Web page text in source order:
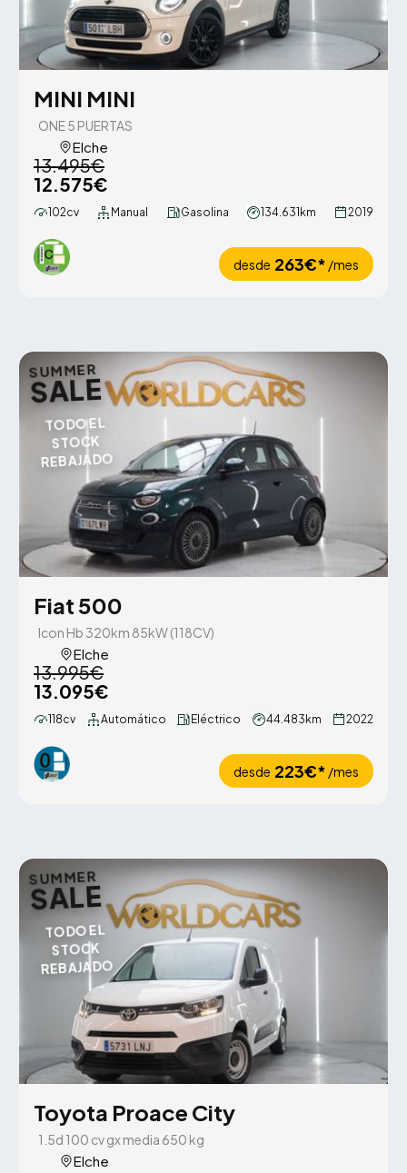
MINI MINI
ONE 5 PUERTAS
Elche
13.495€
12.575€
102cv Manual Gasolina 134.631km 2019
desde 263€* /mes
SUMMER
SALE
TODO EL
STOCK
REBAJADO
Fiat 500
Icon Hb 320km 85kW (118CV)
Elche
13.995€
13.095€
118cv Automático Eléctrico 44.483km 2022
desde 223€* /mes
SUMMER
SALE
TODO EL
STOCK
REBAJADO
Toyota Proace City
1.5d 100 cv gx media 650 kg
Elche